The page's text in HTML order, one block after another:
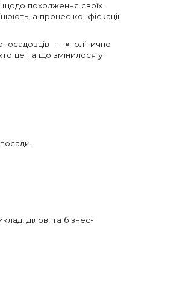
щодо походження своїх
а процес конфіскації
— «політично
це та що змінилося у
ділові та бізнес-